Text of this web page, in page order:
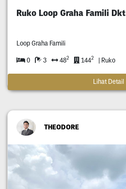
Loop Graha Famili
0 3 482 1442 | Ruko
Lihat Detail
THEODORE